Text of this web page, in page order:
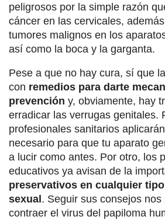
peligrosos por la simple razón
cáncer en las cervicales,
tumores malignos en los
así como la boca y la garganta.
Pese a que no hay cura, sí que
con remedios para darte
prevención y, obviamente, hay
erradicar las verrugas genitales.
profesionales sanitarios
necesario para que tu aparato
a lucir como antes. Por otro, los
educativos ya avisan de la
preservativos en cualquier
sexual . Seguir sus consejos
contraer el virus del papiloma